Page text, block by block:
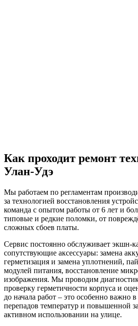
Как проходит ремонт
Улан-Удэ
Мы работаем по регламентам
за технологией восстановления
команда с опытом работы от 6 лет и
типовые и редкие поломки, от
сложных сбоев платы.
Сервис постоянно обслуживает экшн-
сопутствующие аксессуары: замена
герметизация и замена уплотнений,
модулей питания, восстановление
изображения. Мы проводим
проверку герметичности корпуса и
до начала работ – это особенно важно в
перепадов температур и повышенной
активном использовании на улице.